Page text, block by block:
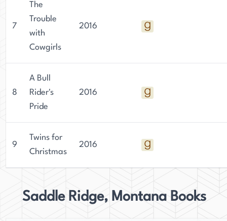
7
The
Trouble
with
Cowgirls
2016
8
A Bull
Rider's
Pride
2016
9
Twins for
Christmas
2016
Saddle Ridge, Montana Books